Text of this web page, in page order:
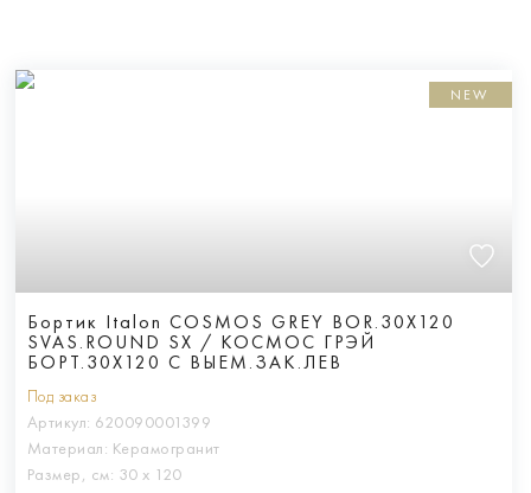
NEW
Бортик Italon COSMOS GREY BOR.30X120
SVAS.ROUND SX / КОСМОС ГРЭЙ
БОРТ.30X120 С ВЫЕМ.ЗАК.ЛЕВ
Под заказ
Артикул: 620090001399
Материал: Керамогранит
Размер, см: 30 х 120